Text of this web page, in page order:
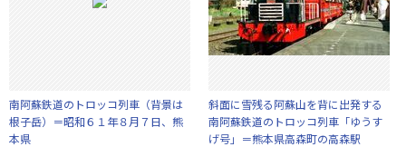
南阿蘇鉄道のトロッコ列車（背景は
根子岳）＝昭和６１年８月７日、熊
本県
斜面に雪残る阿蘇山を背に出発する
南阿蘇鉄道のトロッコ列車「ゆうす
げ号」＝熊本県高森町の高森駅